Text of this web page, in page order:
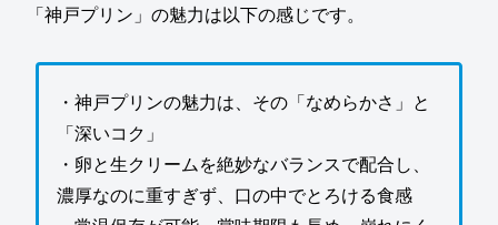
「神戸プリン」の魅力は以下の感じです。
・神戸プリンの魅力は、その「なめらかさ」と
「深いコク」
・卵と生クリームを絶妙なバランスで配合し、
濃厚なのに重すぎず、口の中でとろける食感